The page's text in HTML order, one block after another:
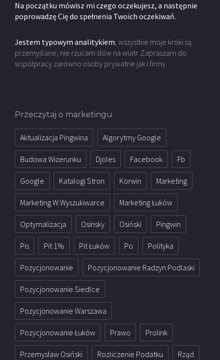
Na początku mówisz mi czego oczekujesz, a następnie
poprowadzę Cię do spełnenia Twoich oczekiwań.
Jestem typowym analitykiem, wszystkie moje kroki są
przemyślane, nie rzucam słów na wiatr. Zapraszam do
współpracy zarówno osoby prywatne jak i firmy.
Przeczytaj o marketingu
Aktualizacja Pingwina Algorytmy Google
Budowa Wizerunku Djoles Facebook Fb
Google Katalogi Stron Korwin Marketing
Marketing W Wyszukiwarce Marketing Łuków
Optymalizacja Osinsky Osiński Pingwin
Pis Pit 1% Pit Łuków Po Polityka
Pozycjonowanie Pozycjonowanie Radzyn Podlaski
Pozycjonowanie Siedlce
Pozycjonowanie Warszawa
Pozycjonowanie Łuków Prawo Prolink
Przemysław Osiński Rozliczenie Podatku Rząd